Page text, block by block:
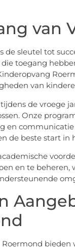
van
de sleutel tot
toegang
van
de vroege
Onze
en
de beste start in
en te
bieden